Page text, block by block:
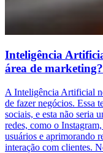
Inteligência
área de marketing?
A Inteligência Artificial
de fazer negócios. Essa
sociais, e esta não seria
redes, como o
usuários e aprimorando
interação com clientes.